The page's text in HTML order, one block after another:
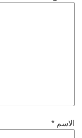
الاسم *